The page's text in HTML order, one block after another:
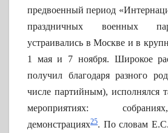
предвоенный период
праздничных военных
устраивались в Москве и в
1 мая и 7 ноября. Широкое
получил благодаря разного
числе партийным), исполнялся
мероприятиях:
демонстрациях25. По словам